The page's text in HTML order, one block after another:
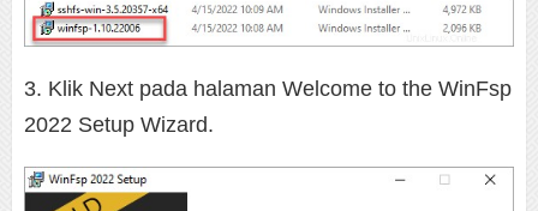
3. Klik Next pada halaman Welcome to the WinFsp
2022 Setup Wizard.